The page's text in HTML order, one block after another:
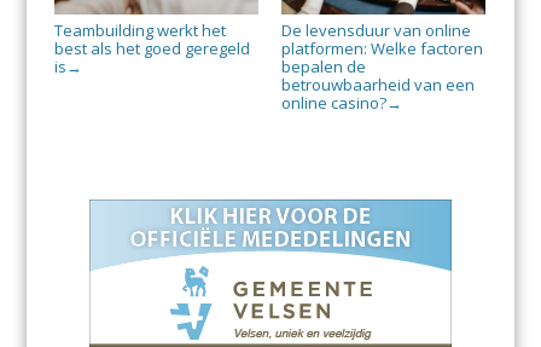
Teambuilding werkt het
best als het goed geregeld
is →
De levensduur van online
platformen: Welke factoren
bepalen de
betrouwbaarheid van een
online casino?→